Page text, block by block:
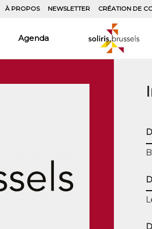
À PROPOS NEWSLETTER CRÉATION DE
Agenda